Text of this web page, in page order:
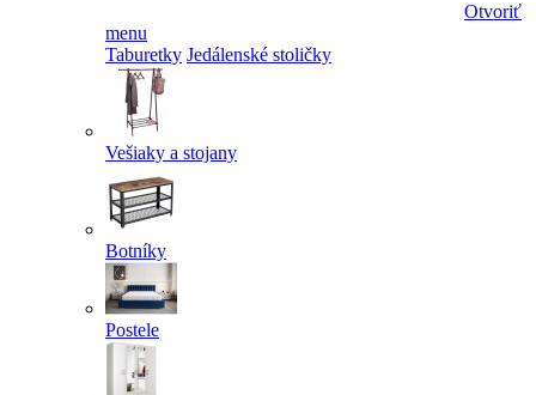
Otvoriť
menu
Taburetky Jedálenské stoličky
Vešiaky a stojany
Botníky
Postele